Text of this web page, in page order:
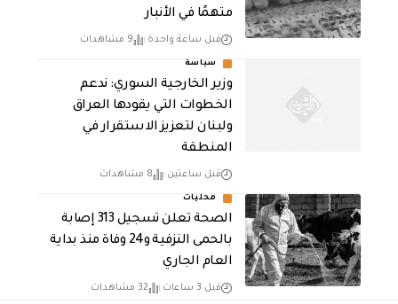
متهمًا في الأنبار
قبل ساعة واحدة 9 مشاهدات
سياسة
وزير الخارجية السوري: ندعم
الخطوات التي يقودها العراق
ولبنان لتعزيز الاستقرار في
المنطقة
قبل ساعتين 8 مشاهدات
محليات
الصحة تعلن تسجيل 313 إصابة
بالحمى النزفية و24 وفاة منذ بداية
العام الجاري
قبل 3 ساعات 32 مشاهدات